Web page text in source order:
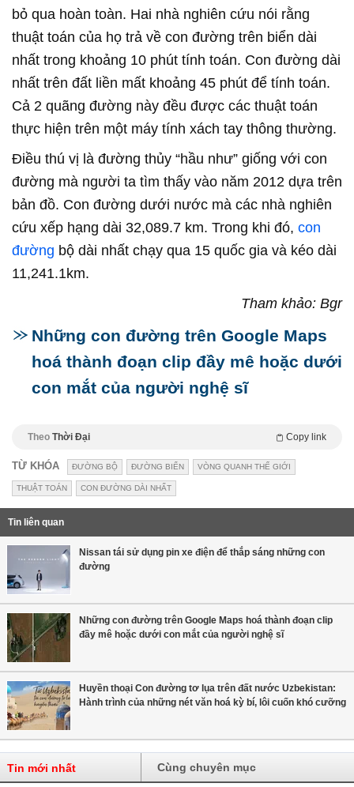
bỏ qua hoàn toàn. Hai nhà nghiên cứu nói rằng
thuật toán của họ trả về con đường trên biển dài
nhất trong khoảng 10 phút tính toán. Con đường dài
nhất trên đất liền mất khoảng 45 phút để tính toán.
Cả 2 quãng đường này đều được các thuật toán
thực hiện trên một máy tính xách tay thông thường.
Điều thú vị là đường thủy “hầu như” giống với con
đường mà người ta tìm thấy vào năm 2012 dựa trên
bản đồ. Con đường dưới nước mà các nhà nghiên
cứu xếp hạng dài 32,089.7 km. Trong khi đó, con
đường bộ dài nhất chạy qua 15 quốc gia và kéo dài
11,241.1km.
Tham khảo: Bgr
Những con đường trên Google Maps
hoá thành đoạn clip đầy mê hoặc dưới
con mắt của người nghệ sĩ
Theo Thời Đại Copy link
TỪ KHÓA ĐƯỜNG BỘ ĐƯỜNG BIỂN VÒNG QUANH THẾ GIỚI
THUẬT TOÁN CON ĐƯỜNG DÀI NHẤT
Tin liên quan
Nissan tái sử dụng pin xe điện để thắp sáng những con
đường
Những con đường trên Google Maps hoá thành đoạn clip
đầy mê hoặc dưới con mắt của người nghệ sĩ
Huyền thoại Con đường tơ lụa trên đất nước Uzbekistan:
Hành trình của những nét văn hoá kỳ bí, lôi cuốn khó cưỡng
Tin mới nhất Cùng chuyên mục